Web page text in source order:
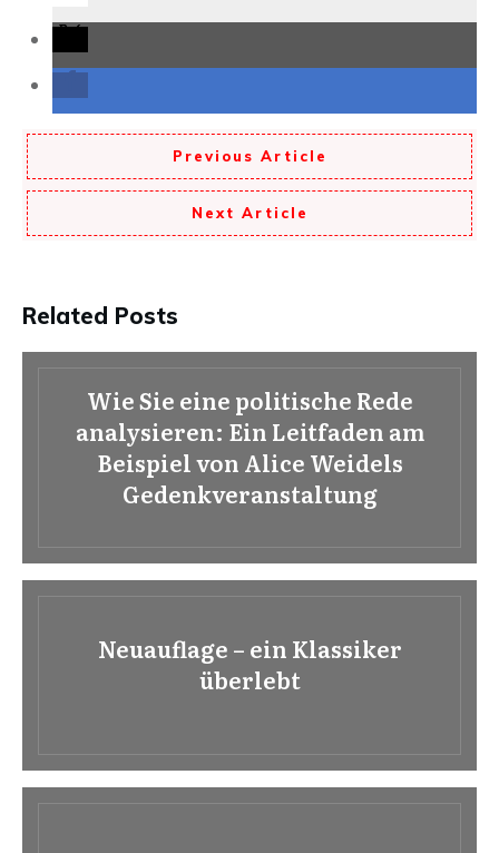
Previous Article
Next Article
Related Posts
Wie Sie eine politische Rede
analysieren: Ein Leitfaden am
Beispiel von Alice Weidels
Gedenkveranstaltung
Neuauflage – ein Klassiker
überlebt